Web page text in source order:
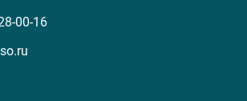
00-16